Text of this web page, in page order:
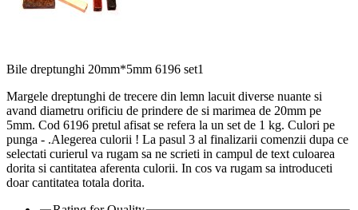
Bile dreptunghi 20mm*5mm 6196 set1
Margele dreptunghi de trecere din lemn lacuit diverse nuante si
avand diametru orificiu de prindere de si marimea de 20mm pe
5mm. Cod 6196 pretul afisat se refera la un set de 1 kg. Culori pe
punga - .Alegerea culorii ! La pasul 3 al finalizarii comenzii dupa ce
selectati curierul va rugam sa ne scrieti in campul de text culoarea
dorita si cantitatea aferenta culorii. In cos va rugam sa introduceti
doar cantitatea totala dorita.